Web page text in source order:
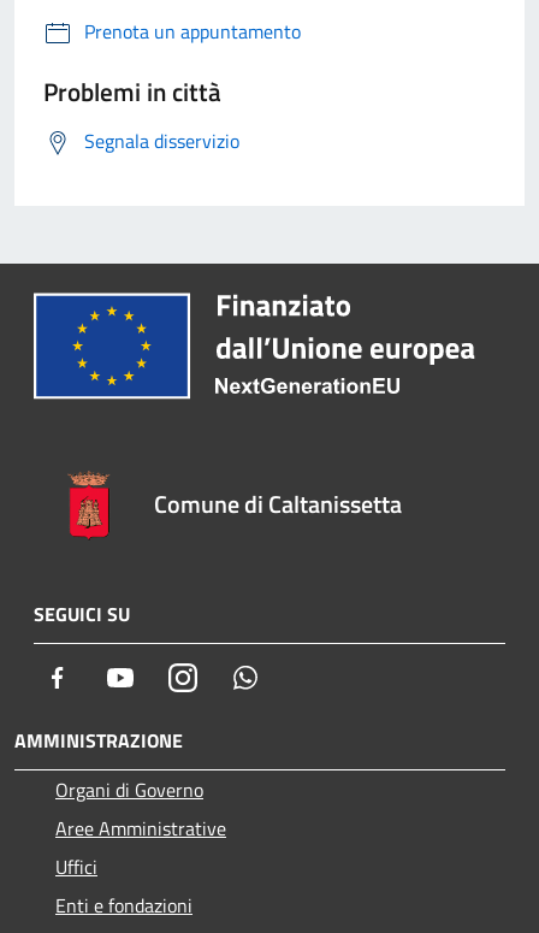
Prenota un appuntamento
Problemi in città
Segnala disservizio
Comune di Caltanissetta
SEGUICI SU
Facebook YoutubeInstagram
AMMINISTRAZIONE
Organi di Governo
Aree Amministrative
Uffici
Enti e fondazioni